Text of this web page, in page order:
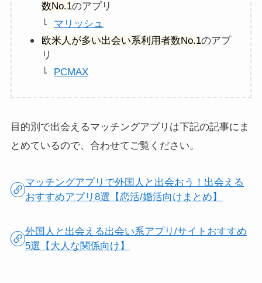
数No.1のアプリ
マリッシュ
欧米人が多い出会い系利用者数No.1のアプ
リ
PCMAX
目的別で出会えるマッチングアプリは下記の記事にま
とめているので、合わせてご覧ください。
マッチングアプリで外国人と出会おう！出会える
おすすめアプリ8選【恋活/婚活向けまとめ】
外国人と出会える出会い系アプリ/サイトおすすめ
5選【大人な関係向け】